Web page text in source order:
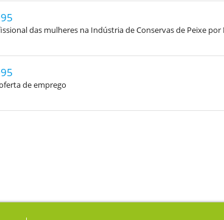
das mulheres na Indústria de Conservas de Peixe
de emprego